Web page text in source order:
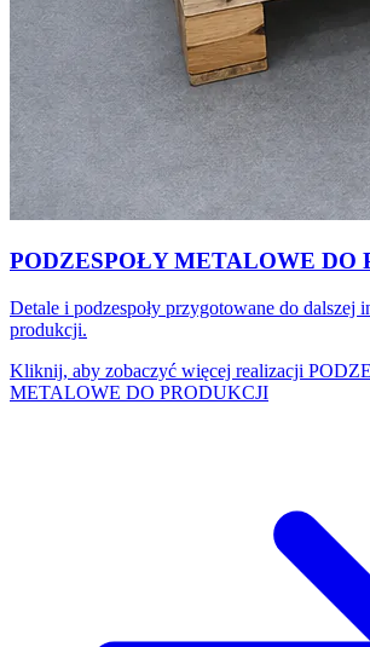
PODZESPOŁY METALOWE DO
Detale i podzespoły przygotowane do dalszej
produkcji.
Kliknij, aby zobaczyć więcej realizacji
METALOWE DO PRODUKCJI